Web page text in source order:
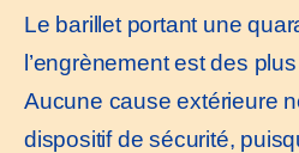
Le barillet portant une
l’engrènement est des
Aucune cause extérieure
dispositif de sécurité,